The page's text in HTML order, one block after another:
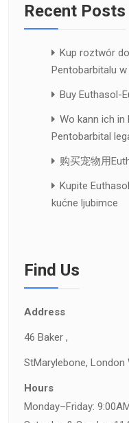
Recent Posts
Kup roztwór
Pentobarbitalu
Buy Euthasol-
Wo kann ich in
Pentobarbital
购买宠物用
Kupite
kućne ljubimce
Find Us
Address
46 Baker ,
StMarylebone, London
Hours
Monday–Friday: